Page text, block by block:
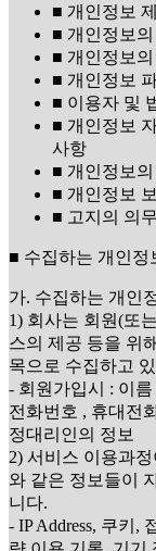
■ 개인정보
■ 개인정보
■ 개인정보
■ 개인정보
■ 이용자 및
■ 개인정보
사항
■ 개인정보
■ 개인정보
■ 고지의 의무
■ 수집하는 개인정
가. 수집하는 개인
1) 회사는 회원(또
스의 제공 등을 위
목으로 수집하고
- 회원가입시 : 이
전화번호 , 휴대전
정대리인의 정보
2) 서비스 이용과
와 같은 정보들이
니다.
- IP Address, 쿠키,